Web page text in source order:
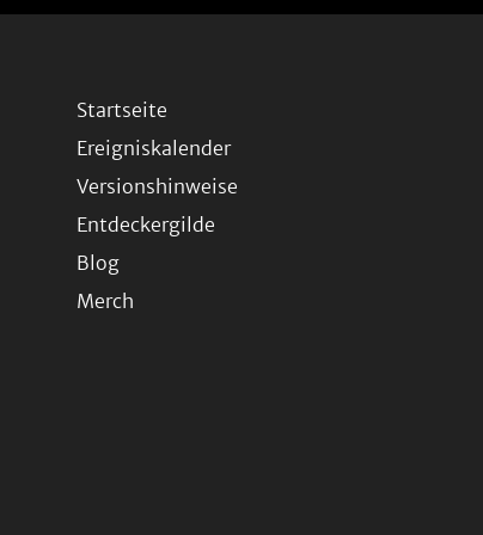
Startseite
Ereigniskalender
Versionshinweise
Entdeckergilde
Blog
Merch